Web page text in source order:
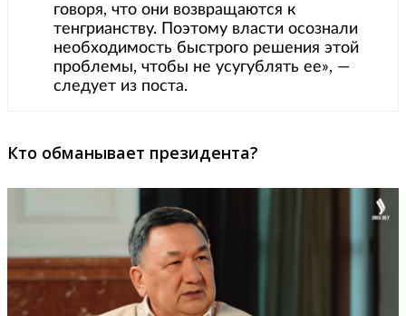
говоря, что они возвращаются к
тенгрианству. Поэтому власти осознали
необходимость быстрого решения этой
проблемы, чтобы не усугублять ее», —
следует из поста.
Кто обманывает президента?